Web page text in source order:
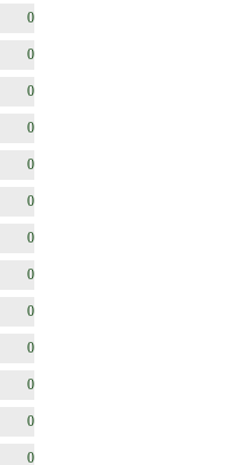
0
0
0
0
0
0
0
0
0
0
0
0
0